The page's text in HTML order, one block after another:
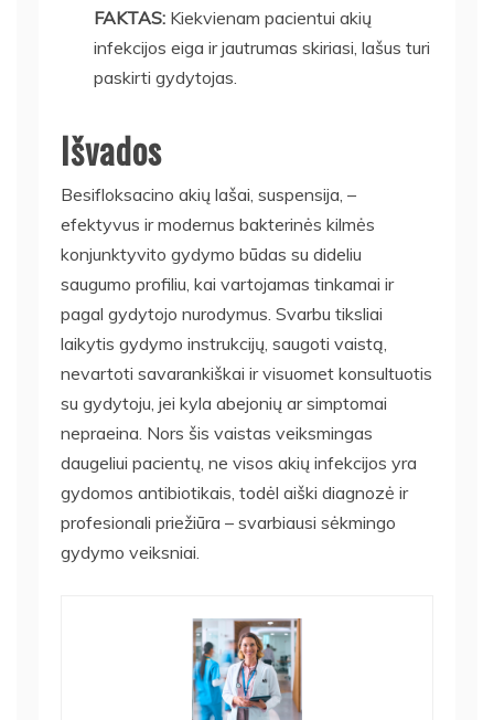
FAKTAS: Kiekvienam pacientui akių
infekcijos eiga ir jautrumas skiriasi, lašus turi
paskirti gydytojas.
Išvados
Besifloksacino akių lašai, suspensija, –
efektyvus ir modernus bakterinės kilmės
konjunktyvito gydymo būdas su dideliu
saugumo profiliu, kai vartojamas tinkamai ir
pagal gydytojo nurodymus. Svarbu tiksliai
laikytis gydymo instrukcijų, saugoti vaistą,
nevartoti savarankiškai ir visuomet konsultuotis
su gydytoju, jei kyla abejonių ar simptomai
nepraeina. Nors šis vaistas veiksmingas
daugeliui pacientų, ne visos akių infekcijos yra
gydomos antibiotikais, todėl aiški diagnozė ir
profesionali priežiūra – svarbiausi sėkmingo
gydymo veiksniai.